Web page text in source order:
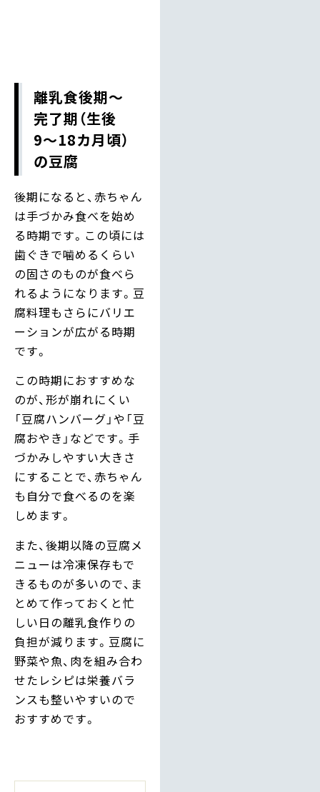
離乳食後期〜
完了期（生後
9〜18カ月頃）
の豆腐
後期になると、赤ちゃん
は手づかみ食べを始め
る時期です。この頃には
歯ぐきで噛めるくらい
の固さのものが食べら
れるようになります。豆
腐料理もさらにバリエ
ーションが広がる時期
です。
この時期におすすめな
のが、形が崩れにくい
「豆腐ハンバーグ」や「豆
腐おやき」などです。手
づかみしやすい大きさ
にすることで、赤ちゃん
も自分で食べるのを楽
しめます。
また、後期以降の豆腐メ
ニューは冷凍保存もで
きるものが多いので、ま
とめて作っておくと忙
しい日の離乳食作りの
負担が減ります。豆腐に
野菜や魚、肉を組み合わ
せたレシピは栄養バラ
ンスも整いやすいので
おすすめです。